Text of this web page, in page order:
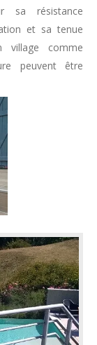
sa résistance
et sa tenue
village comme
peuvent être